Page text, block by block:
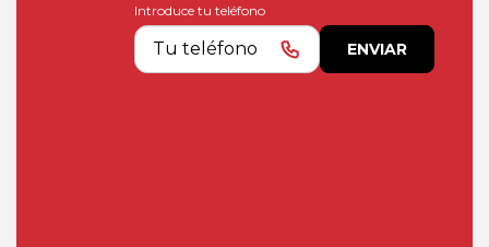
Introduce tu teléfono
ENVIAR